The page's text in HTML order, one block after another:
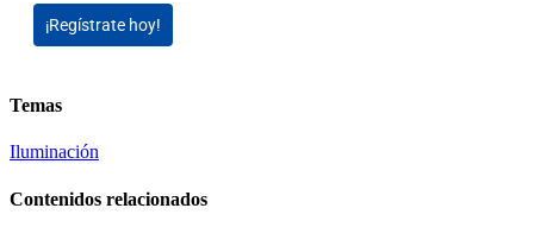
¡Regístrate hoy!
Temas
Iluminación
Contenidos relacionados